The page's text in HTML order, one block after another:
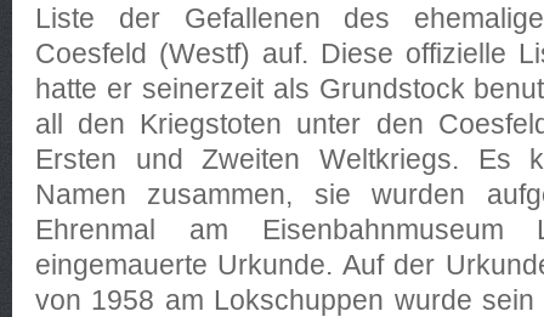
Liste der Gefallenen des
Coesfeld (Westf) auf. Diese offizielle
hatte er seinerzeit als Grundstock
all den Kriegstoten unter den
Ersten und Zweiten Weltkriegs. Es
Namen zusammen, sie wurden
Ehrenmal am
eingemauerte Urkunde. Auf der
von 1958 am Lokschuppen wurde